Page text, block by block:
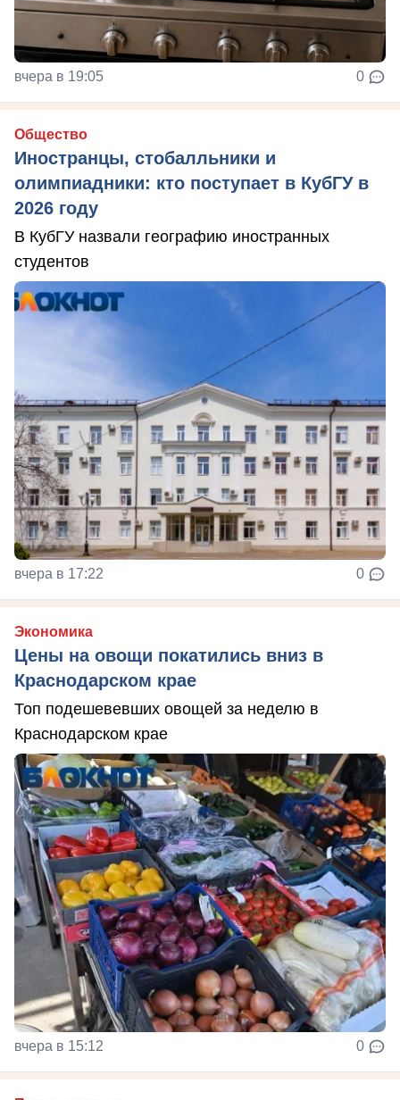
вчера в 19:05 0
Общество
Иностранцы, стобалльники и
олимпиадники: кто поступает в КубГУ в
2026 году
В КубГУ назвали географию иностранных
студентов
вчера в 17:22 0
Экономика
Цены на овощи покатились вниз в
Краснодарском крае
Топ подешевевших овощей за неделю в
Краснодарском крае
вчера в 15:12 0